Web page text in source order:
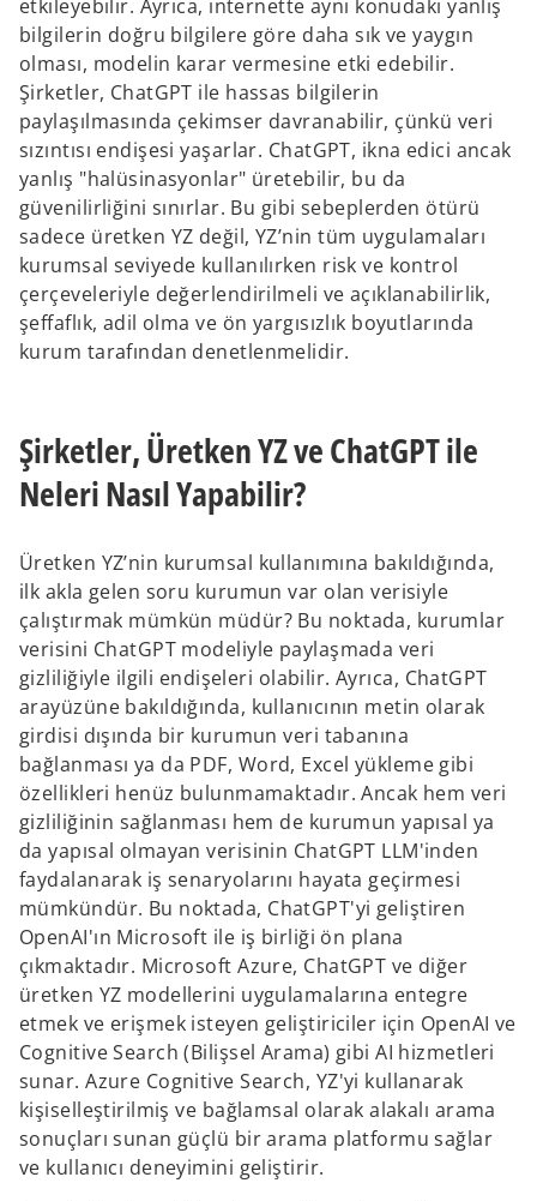
etkileyebilir. Ayrıca, internette aynı konudaki yanlış
bilgilerin doğru bilgilere göre daha sık ve yaygın
olması, modelin karar vermesine etki edebilir.
Şirketler, ChatGPT ile hassas bilgilerin
paylaşılmasında çekimser davranabilir, çünkü veri
sızıntısı endişesi yaşarlar. ChatGPT, ikna edici ancak
yanlış "halüsinasyonlar" üretebilir, bu da
güvenilirliğini sınırlar. Bu gibi sebeplerden ötürü
sadece üretken YZ değil, YZ’nin tüm uygulamaları
kurumsal seviyede kullanılırken risk ve kontrol
çerçeveleriyle değerlendirilmeli ve açıklanabilirlik,
şeffaflık, adil olma ve ön yargısızlık boyutlarında
kurum tarafından denetlenmelidir.
Şirketler, Üretken YZ ve ChatGPT ile
Neleri Nasıl Yapabilir?
Üretken YZ’nin kurumsal kullanımına bakıldığında,
ilk akla gelen soru kurumun var olan verisiyle
çalıştırmak mümkün müdür? Bu noktada, kurumlar
verisini ChatGPT modeliyle paylaşmada veri
gizliliğiyle ilgili endişeleri olabilir. Ayrıca, ChatGPT
arayüzüne bakıldığında, kullanıcının metin olarak
girdisi dışında bir kurumun veri tabanına
bağlanması ya da PDF, Word, Excel yükleme gibi
özellikleri henüz bulunmamaktadır. Ancak hem veri
gizliliğinin sağlanması hem de kurumun yapısal ya
da yapısal olmayan verisinin ChatGPT LLM'inden
faydalanarak iş senaryolarını hayata geçirmesi
mümkündür. Bu noktada, ChatGPT'yi geliştiren
OpenAI'ın Microsoft ile iş birliği ön plana
çıkmaktadır. Microsoft Azure, ChatGPT ve diğer
üretken YZ modellerini uygulamalarına entegre
etmek ve erişmek isteyen geliştiriciler için OpenAI ve
Cognitive Search (Bilişsel Arama) gibi AI hizmetleri
sunar. Azure Cognitive Search, YZ'yi kullanarak
kişiselleştirilmiş ve bağlamsal olarak alakalı arama
sonuçları sunan güçlü bir arama platformu sağlar
ve kullanıcı deneyimini geliştirir.